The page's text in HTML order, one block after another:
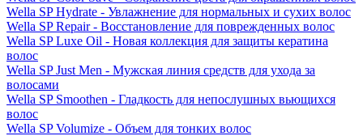
Wella SP Hydrate - Увлажнение для нормальных и сухих волос
Wella SP Repair - Восстановление для поврежденных волос
Wella SP Luxe Oil - Новая коллекция для защиты кератина
волос
Wella SP Just Men - Мужская линия средств для ухода за
волосами
Wella SP Smoothen - Гладкость для непослушных вьющихся
волос
Wella SP Volumize - Объем для тонких волос